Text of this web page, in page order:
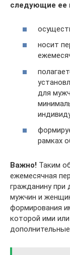
следующие ее
носит
для
рамках
Важно! Таким
ежемесячная
гражданину при
мужчин и
формирования
которой ими